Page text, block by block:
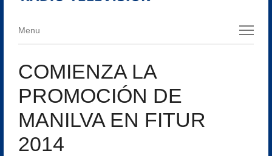
Menu
Menu
COMIENZA LA
PROMOCIÓN DE
MANILVA EN FITUR
2014